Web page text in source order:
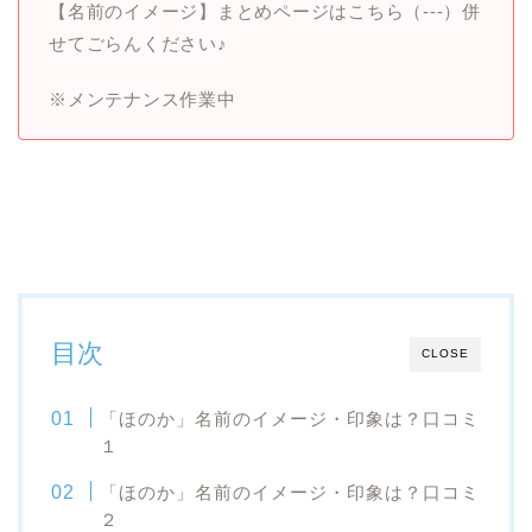
【名前のイメージ】まとめページはこちら（‐‐‐）併
せてごらんください♪
※メンテナンス作業中
CLOSE
目次
「ほのか」名前のイメージ・印象は？口コミ
１
「ほのか」名前のイメージ・印象は？口コミ
２